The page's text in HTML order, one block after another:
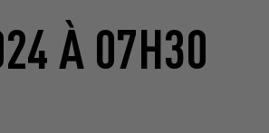
À 07H30